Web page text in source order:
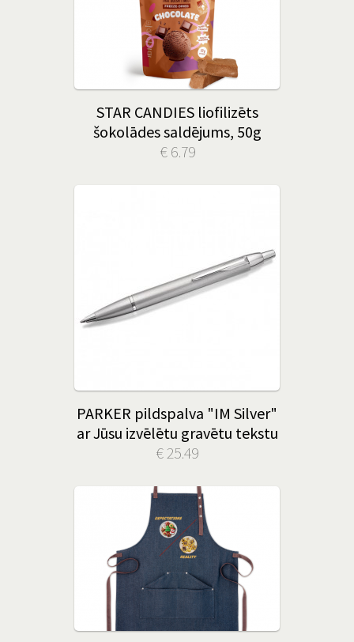
STAR CANDIES liofilizēts
šokolādes saldējums, 50g
€ 6.79
PARKER pildspalva "IM Silver"
ar Jūsu izvēlētu gravētu tekstu
€ 25.49